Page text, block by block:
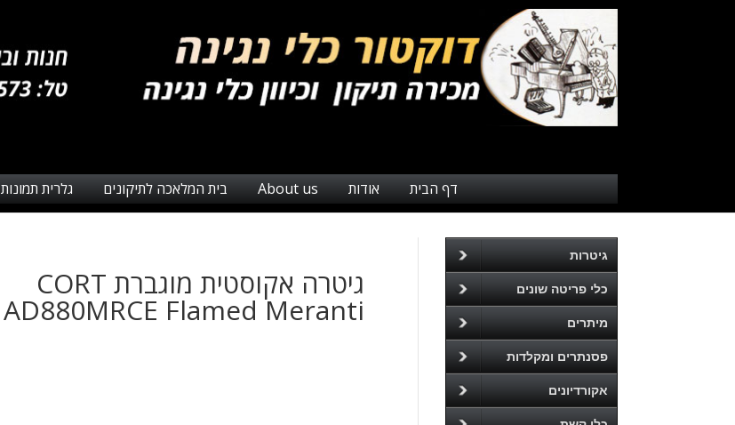
דף הבית אודות About us בית המלאכה לתיקונים גלרית תמונות
גיטרה אקוסטית מוגברת CORT
AD880MRCE Flamed Meranti
גיטרות
כלי פריטה שונים
מיתרים
פסנתרים ומקלדות
אקורדיונים